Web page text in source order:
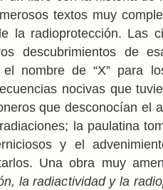
textos muy
la radioprotección. Las
descubrimientos de
nombre de “X” para
nocivas que
que desconocían el
la paulatina
y el
Una obra muy
la radiactividad y la